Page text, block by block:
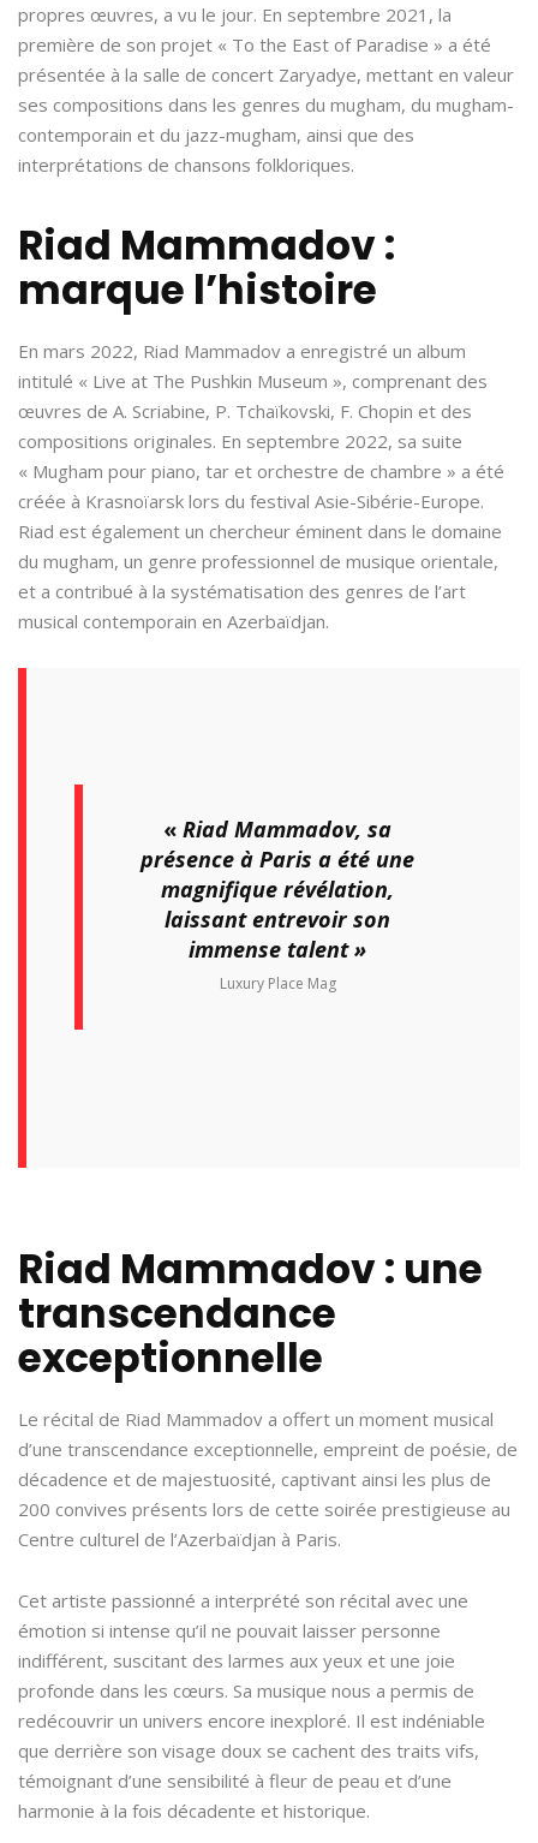
propres œuvres, a vu le jour. En septembre 2021, la
première de son projet « To the East of Paradise » a été
présentée à la salle de concert Zaryadye, mettant en valeur
ses compositions dans les genres du mugham, du mugham-
contemporain et du jazz-mugham, ainsi que des
interprétations de chansons folkloriques.
Riad Mammadov :
marque l’histoire
En mars 2022, Riad Mammadov a enregistré un album
intitulé « Live at The Pushkin Museum », comprenant des
œuvres de A. Scriabine, P. Tchaïkovski, F. Chopin et des
compositions originales. En septembre 2022, sa suite
« Mugham pour piano, tar et orchestre de chambre » a été
créée à Krasnoïarsk lors du festival Asie-Sibérie-Europe.
Riad est également un chercheur éminent dans le domaine
du mugham, un genre professionnel de musique orientale,
et a contribué à la systématisation des genres de l’art
musical contemporain en Azerbaïdjan.
« Riad Mammadov, sa
présence à Paris a été une
magnifique révélation,
laissant entrevoir son
immense talent »
Luxury Place Mag
Riad Mammadov : une
transcendance
exceptionnelle
Le récital de Riad Mammadov a offert un moment musical
d’une transcendance exceptionnelle, empreint de poésie, de
décadence et de majestuosité, captivant ainsi les plus de
200 convives présents lors de cette soirée prestigieuse au
Centre culturel de l’Azerbaïdjan à Paris.
Cet artiste passionné a interprété son récital avec une
émotion si intense qu’il ne pouvait laisser personne
indifférent, suscitant des larmes aux yeux et une joie
profonde dans les cœurs. Sa musique nous a permis de
redécouvrir un univers encore inexploré. Il est indéniable
que derrière son visage doux se cachent des traits vifs,
témoignant d’une sensibilité à fleur de peau et d’une
harmonie à la fois décadente et historique.